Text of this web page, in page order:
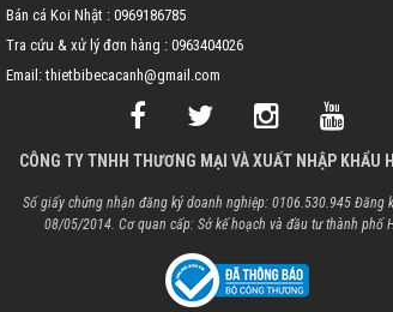
Bán cá Koi Nhật :0969186785
Tra cứu & xử lý đơn hàng :0963404026
Email: thietbibecacanh@gmail.com
CÔNG TY TNHH THƯƠNG MẠI VÀ XUẤT NHẬP KHẨU
Số giấy chứng nhận đăng ký doanh nghiệp: 0106.530.945 Đăng
08/05/2014. Cơ quan cấp: Sở kế hoạch và đầu tư thành phố